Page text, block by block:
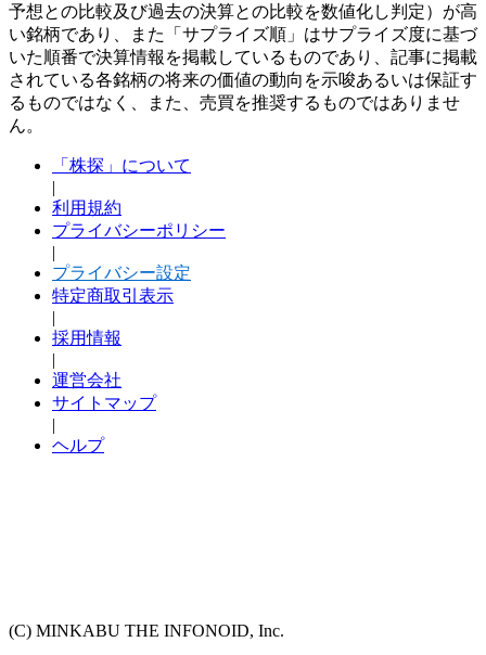
予想との比較及び過去の決算との比較を数値化し判定）が高
い銘柄であり、また「サプライズ順」はサプライズ度に基づ
いた順番で決算情報を掲載しているものであり、記事に掲載
されている各銘柄の将来の価値の動向を示唆あるいは保証す
るものではなく、また、売買を推奨するものではありませ
ん。
「株探」について
|
利用規約
プライバシーポリシー
|
プライバシー設定
特定商取引表示
|
採用情報
|
運営会社
サイトマップ
|
ヘルプ
(C) MINKABU THE INFONOID, Inc.